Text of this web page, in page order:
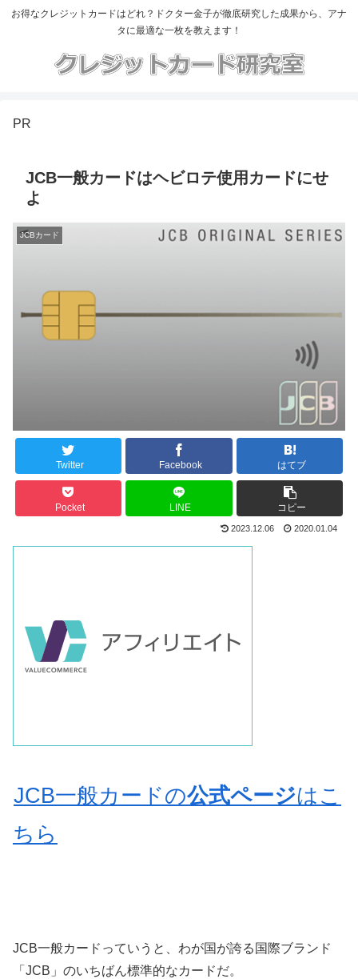
お得なクレジットカードはどれ？ドクター金子が徹底研究した成果から、アナ
タに最適な一枚を教えます！
PR
JCB一般カードはヘビロテ使用カードにせ
よ
JCBカード
Twitter Facebook はてブ
Pocket LINE コピー
2023.12.06 2020.01.04
JCB一般カードの公式ページはこ
ちら
JCB一般カードっていうと、わが国が誇る国際ブランド
「JCB」のいちばん標準的なカードだ。